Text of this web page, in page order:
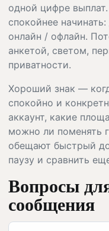
одной цифре
спокойнее
онлайн / офлайн.
анкетой, светом,
приватности.
Хороший знак —
спокойно и
аккаунт, какие
можно ли поменять
обещают быстрый
паузу и сравнить
Вопросы
сообщения